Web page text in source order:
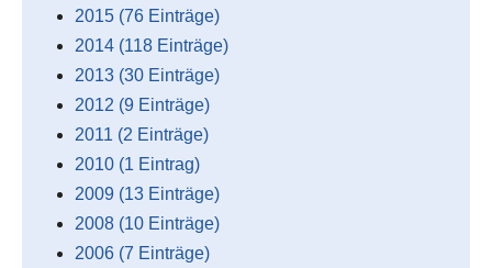
2015 (76 Einträge)
2014 (118 Einträge)
2013 (30 Einträge)
2012 (9 Einträge)
2011 (2 Einträge)
2010 (1 Eintrag)
2009 (13 Einträge)
2008 (10 Einträge)
2006 (7 Einträge)